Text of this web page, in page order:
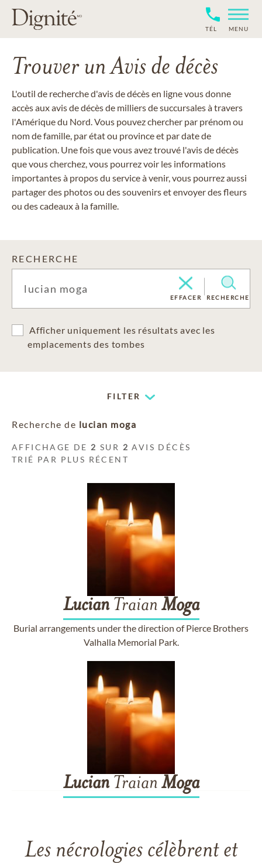
TÉL MENU
Trouver un Avis de décès
L'outil de recherche d'avis de décès en ligne vous donne
accès aux avis de décès de milliers de succursales à travers
l'Amérique du Nord. Vous pouvez chercher par prénom ou
nom de famille, par état ou province et par date de
publication. Une fois que vous avez trouvé l'avis de décès
que vous cherchez, vous pourrez voir les informations
importantes à propos du service à venir, vous pourrez aussi
partager des photos ou des souvenirs et envoyer des fleurs
ou des cadeaux à la famille.
RECHERCHE
EFFACER RECHERCHE
Afficher uniquement les résultats avec les
emplacements des tombes
FILTER
Recherche de lucian moga
AFFICHAGE DE 2 SUR 2 AVIS DÉCÈS
TRIÉ PAR PLUS RÉCENT
LucianTraian Moga
Burial arrangements under the direction of Pierce Brothers
Valhalla Memorial Park.
LucianTraian Moga
Les nécrologies célèbrent et